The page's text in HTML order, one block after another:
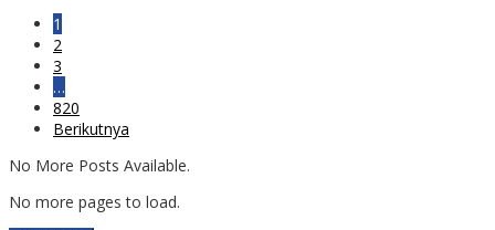
1
2
3
…
820
Berikutnya
No More Posts Available.
No more pages to load.